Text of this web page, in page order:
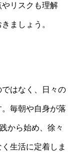
リスクも理解
ましょう。
はなく、日々の
毎朝や自身が落
から始め、徐々
生活に定着しま